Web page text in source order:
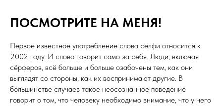
ПОСМОТРИТЕ НА МЕНЯ!
Первое известное употребление слова селфи относится к
2002 году. И слово говорит само за себя. Люди, включая
сёрферов, всё больше и больше озабочены тем, как они
выглядят со стороны, как их воспринимают другие. В
большинстве случаев такое неосознанное поведение
говорит о том, что человеку необходимо внимание, что у него